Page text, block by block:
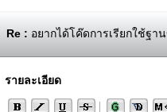
Re : อยากได้โค๊ดการเรียกใช้ฐ
รายละเอียด